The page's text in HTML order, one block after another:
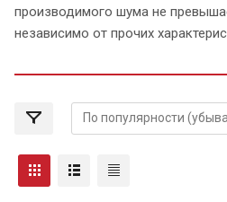
производимого шума не
независимо от прочих